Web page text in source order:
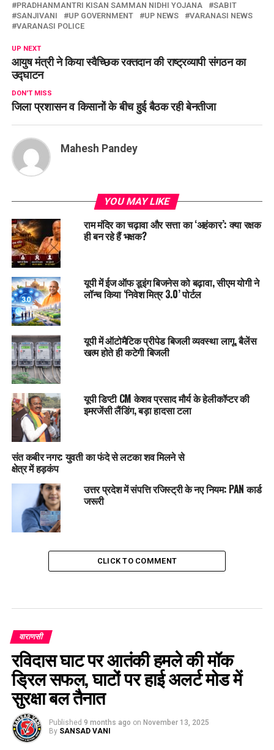
PRADHANMANTRI KISAN SAMMAN NIDHI YOJANA
SABIT
SANJIVANI
UP GOVERNMENT UP NEWS
VARANASI NEWS
VARANASI POLICE
UP NEXT
आयुष मंत्री ने किया स्वैच्छिक रक्तदान की राष्ट्रव्यापी संगठन का
उद्घाटन
DON'T MISS
जिला प्रशासन व किसानों के बीच हुई बैठक रही बेनतीजा
Mahesh Pandey
YOU MAY LIKE
राम मंदिर का चढ़ावा और सत्ता का ‘अहंकार’: क्या रक्षक
ही बन रहे हैं भक्षक?
यूपी में ईज ऑफ डूइंग बिजनेस को बढ़ावा, सीएम योगी ने
लॉन्च किया ‘निवेश मित्र 3.0’ पोर्टल
यूपी में ऑटोमैटिक प्रीपेड बिजली व्यवस्था लागू, बैलेंस
खत्म होते ही कटेगी बिजली
यूपी डिप्टी CM केशव प्रसाद मौर्य के हेलीकॉप्टर की
इमरजेंसी लैंडिंग, बड़ा हादसा टला
संत कबीर नगर: युवती का फंदे से लटका शव मिलने से
क्षेत्र में हड़कंप
उत्तर प्रदेश में संपत्ति रजिस्ट्री के नए नियम: PAN कार्ड
जरूरी
CLICK TO COMMENT
वाराणसी
रविदास घाट पर आतंकी हमले की मॉक
ड्रिल सफल, घाटों पर हाई अलर्ट मोड में
सुरक्षा बल तैनात
Published 9 months ago on November 13, 2025
By SANSAD VANI